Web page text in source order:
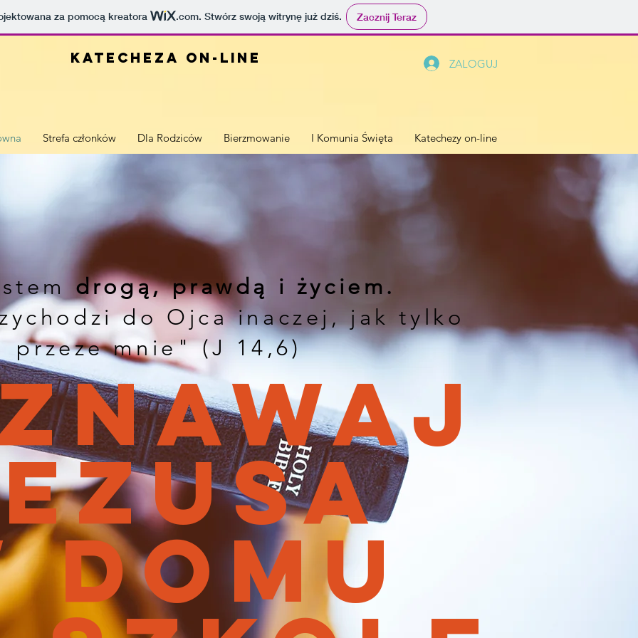
za pomocą kreatora .com. Stwórz swoją witrynę już dziś. Zacznij Teraz
Katecheza on-line ZALOGUJ
Strefa członków Dla Rodziców Bierzmowanie I Komunia Święta Katechezy on-line
drogą, prawdą i życiem.
do Ojca inaczej, jak tylko
przeze mnie" (J 14,6)
domu